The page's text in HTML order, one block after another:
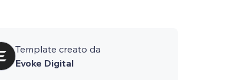
Template creato da
Evoke Digital